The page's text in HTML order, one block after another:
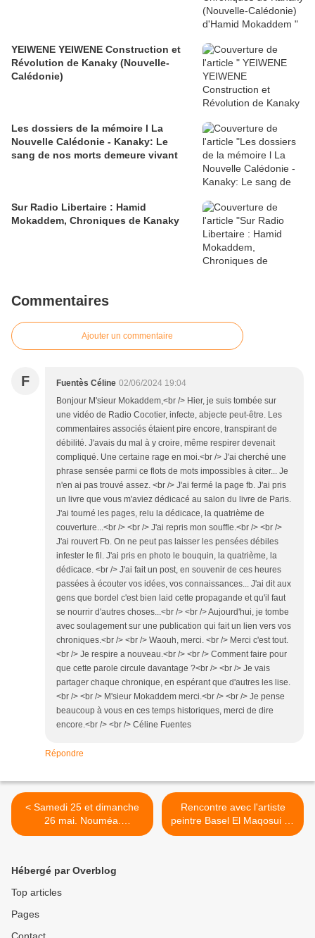
YEIWENE YEIWENE Construction et
Révolution de Kanaky (Nouvelle-
Calédonie)
Les dossiers de la mémoire l La
Nouvelle Calédonie - Kanaky: Le
sang de nos morts demeure vivant
Sur Radio Libertaire : Hamid
Mokaddem, Chroniques de Kanaky
Commentaires
Ajouter un commentaire
F Fuentès Céline 02/06/2024 19:04
Bonjour M'sieur Mokaddem,<br /> Hier, je suis tombée sur
une vidéo de Radio Cocotier, infecte, abjecte peut-être. Les
commentaires associés étaient pire encore, transpirant de
débilité. J'avais du mal à y croire, même respirer devenait
compliqué. Une certaine rage en moi.<br /> J'ai cherché une
phrase sensée parmi ce flots de mots impossibles à citer... Je
n'en ai pas trouvé assez. <br /> J'ai fermé la page fb. J'ai pris
un livre que vous m'aviez dédicacé au salon du livre de Paris.
J'ai tourné les pages, relu la dédicace, la quatrième de
couverture...<br /> <br /> J'ai repris mon souffle.<br /> <br />
J'ai rouvert Fb. On ne peut pas laisser les pensées débiles
infester le fil. J'ai pris en photo le bouquin, la quatrième, la
dédicace. <br /> J'ai fait un post, en souvenir de ces heures
passées à écouter vos idées, vos connaissances... J'ai dit aux
gens que bordel c'est bien laid cette propagande et qu'il faut
se nourrir d'autres choses...<br /> <br /> Aujourd'hui, je tombe
avec soulagement sur une publication qui fait un lien vers vos
chroniques.<br /> <br /> Waouh, merci. <br /> Merci c'est tout.
<br /> Je respire a nouveau.<br /> <br /> Comment faire pour
que cette parole circule davantage ?<br /> <br /> Je vais
partager chaque chronique, en espérant que d'autres les lise.
<br /> <br /> M'sieur Mokaddem merci.<br /> <br /> Je pense
beaucoup à vous en ces temps historiques, merci de dire
encore.<br /> <br /> Céline Fuentes
Répondre
< Samedi 25 et dimanche
26 mai. Nouméa.
Chroniques d'Hamid
Rencontre avec l'artiste
peintre Basel El Maqosui de
Gaza >
Hébergé par Overblog
Top articles
Pages